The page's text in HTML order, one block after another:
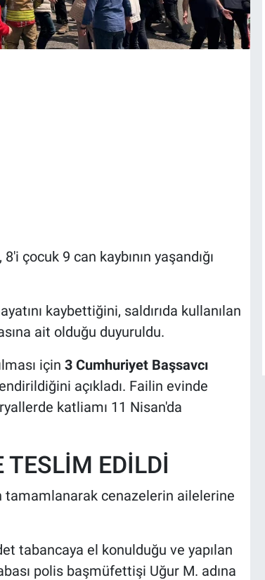
8'i çocuk 9 can kaybının yaşandığı
kaybettiğini, saldırıda kullanılan
ait olduğu duyuruldu.
için 3 Cumhuriyet Başsavcı
açıkladı. Failin evinde
katliamı 11 Nisan'da
TESLİM EDİLDİ
tamamlanarak cenazelerin ailelerine
tabancaya el konulduğu ve yapılan
polis başmüfettişi Uğur M. adına